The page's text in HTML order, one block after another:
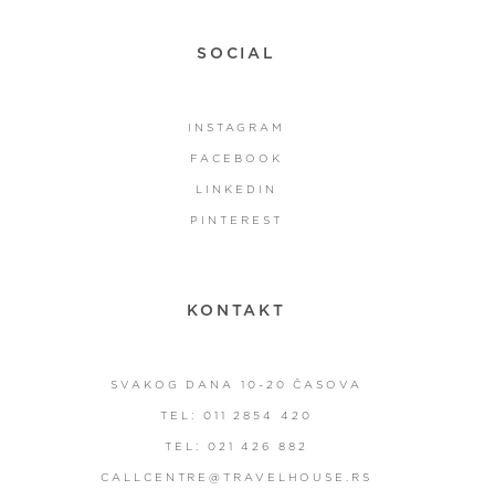
SOCIAL
INSTAGRAM
FACEBOOK
LINKEDIN
PINTEREST
KONTAKT
SVAKOG DANA 10-20 ČASOVA
TEL: 011 2854 420
TEL: 021 426 882
CALLCENTRE@TRAVELHOUSE.RS